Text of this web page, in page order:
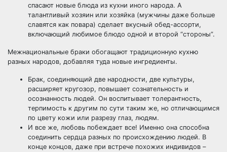
спасают новые блюда из кухни иного народа. А
талантливый хозяин или хозяйка (мужчины даже больше
славятся как повара) сделает вкусный обед-ассорти,
включающий любимое блюдо одной и второй “стороны”.
Межнациональные браки обогащают традиционную кухню
разных народов, добавляя туда новые ингредиенты.
Брак, соединяющий две народности, две культуры,
расширяет кругозор, повышает сознательность и
осознанность людей. Он воспитывает толерантность,
терпимость к другим по сути таким же, но отличающимся
по цвету кожи или разрезу глаз, людям.
И все же, любовь побеждает все! Именно она способна
соединить сердца разных по происхождению людей. В
конце концов, даже при встрече похожих индивидов –